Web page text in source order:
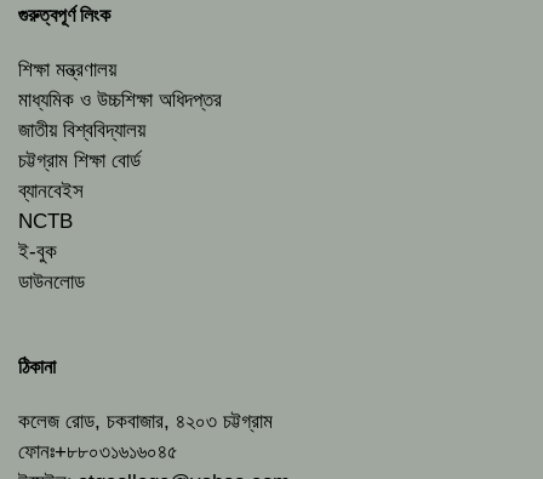
গুরুত্বপূর্ণ লিংক
শিক্ষা মন্ত্রণালয়
মাধ্যমিক ও উচ্চশিক্ষা অধিদপ্তর
জাতীয় বিশ্ববিদ্যালয়
চট্টগ্রাম শিক্ষা বোর্ড
ব্যানবেইস
NCTB
ই-বুক
ডাউনলোড
ঠিকানা
কলেজ রোড, চকবাজার, ৪২০৩ চট্টগ্রাম
ফোনঃ+৮৮০৩১৬১৬০৪৫